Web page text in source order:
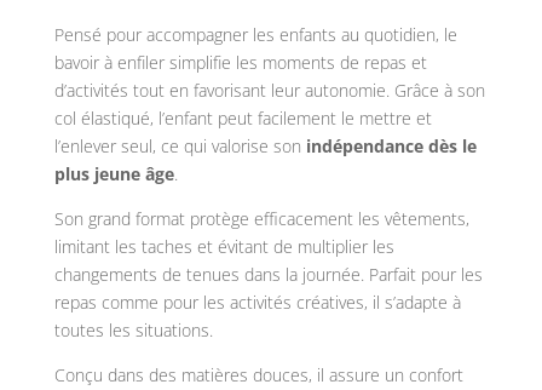
Pensé pour accompagner les enfants au quotidien, le
bavoir à enfiler simplifie les moments de repas et
d’activités tout en favorisant leur autonomie. Grâce à son
col élastiqué, l’enfant peut facilement le mettre et
l’enlever seul, ce qui valorise son indépendance dès le
plus jeune âge.
Son grand format protège efficacement les vêtements,
limitant les taches et évitant de multiplier les
changements de tenues dans la journée. Parfait pour les
repas comme pour les activités créatives, il s’adapte à
toutes les situations.
Conçu dans des matières douces, il assure un confort